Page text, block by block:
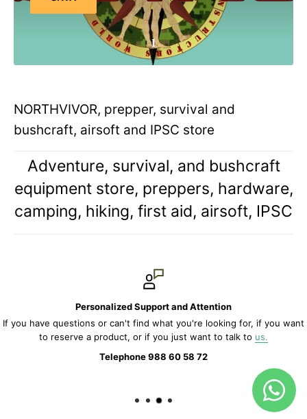
NORTHVIVOR, prepper, survival and
bushcraft, airsoft and IPSC store
Adventure, survival, and bushcraft
equipment store, preppers, hardware,
camping, hiking, first aid, airsoft, IPSC
Personalized Support and Attention
If you have questions or can't find what you're looking for, if you want
to reserve a product, or if you just want to talk to us.
Telephone 988 60 58 72